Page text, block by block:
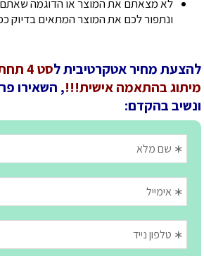
לא מצאתם את המוצר או הדוגמה שאתם
ונתפור לכם את המוצר המתאים בדיוק
להצעת מחיר אטקרטיבית לסט 4 תחתיות מרובעות
מיתוג בהתאמה אישית!!!, השאירו
ונשיב בהקדם: